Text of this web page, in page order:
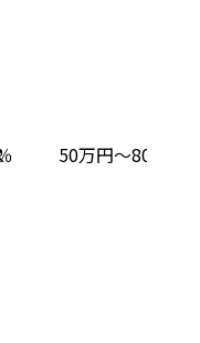
50万円～800万円